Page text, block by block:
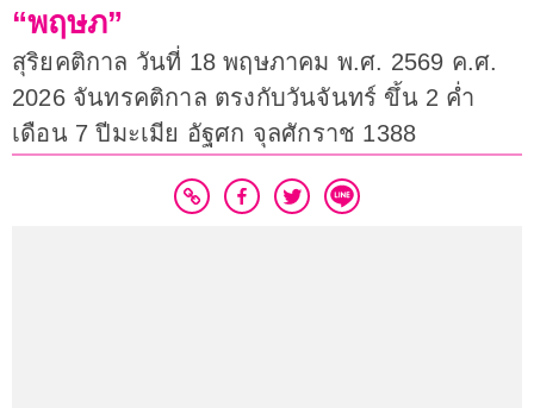
“พฤษภ”
สุริยคติกาล วันที่ 18 พฤษภาคม พ.ศ. 2569 ค.ศ.
2026 จันทรคติกาล ตรงกับวันจันทร์ ขึ้น 2 ค่ำ
เดือน 7 ปีมะเมีย อัฐศก จุลศักราช 1388